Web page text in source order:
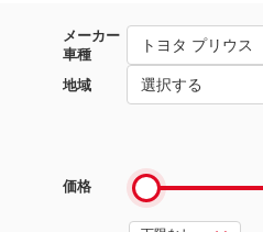
メーカー
車種
トヨタ プリウス
地域 選択する
価格